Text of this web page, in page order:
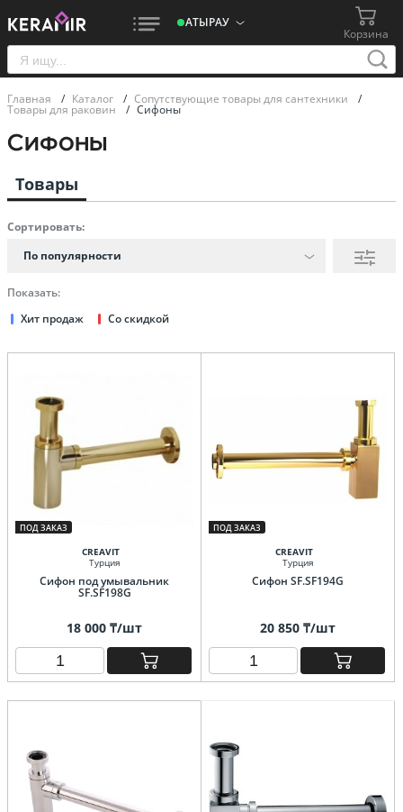
АТЫРАУ
Корзина
Главная / Каталог / Сопутствующие товары для сантехники /
Товары для раковин / Сифоны
Сифоны
Товары
Сортировать:
По популярности
Показать:
Хит продаж
Со скидкой
ПОД ЗАКАЗ
CREAVIT
Турция
Сифон под умывальник
SF.SF198G
18 000 ₸/шт
ПОД ЗАКАЗ
CREAVIT
Турция
Сифон SF.SF194G
20 850 ₸/шт